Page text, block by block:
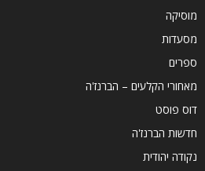
מוסיקה
מסעדות
ספרים
מאחורי הקלעים – הברנז'ה
דוס פוסט
חדשות הברנז'ה
נקודה יהודית